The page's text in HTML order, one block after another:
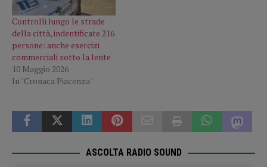
Controlli lungo le strade
della città, indentificate 216
persone: anche esercizi
commerciali sotto la lente
10 Maggio 2026
In "Cronaca Piacenza"
ASCOLTA RADIO SOUND